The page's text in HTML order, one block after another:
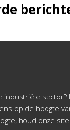
industriële sector?
op de hoogte
houd onze